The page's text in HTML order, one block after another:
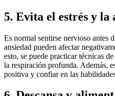
5. Evita el estrés y la
Es normal sentirse nervioso antes
ansiedad pueden afectar
esto, se puede practicar técnicas
la respiración profunda. Además,
positiva y confiar en las